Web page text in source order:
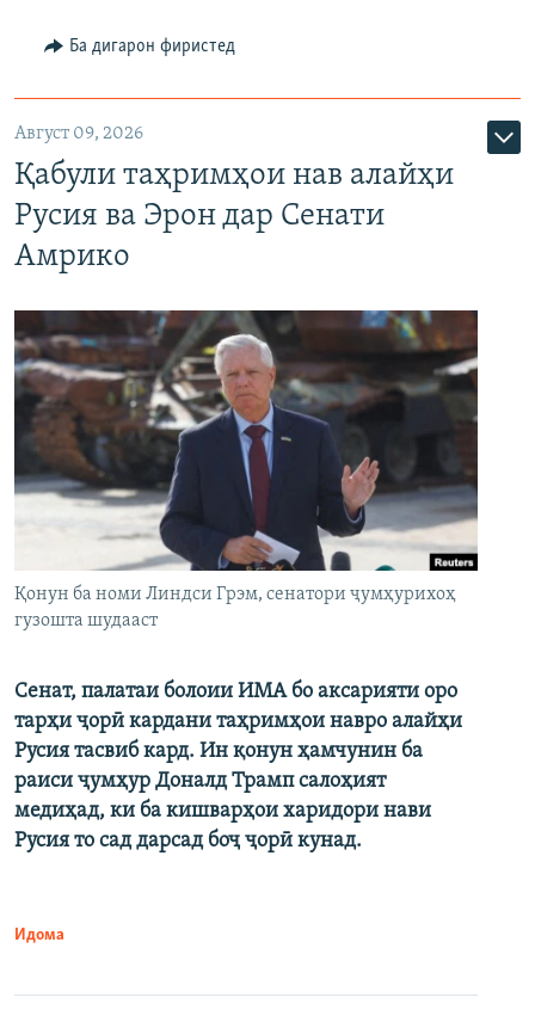
Ба дигарон фиристед
Август 09, 2026
Қабули таҳримҳои нав алайҳи
Русия ва Эрон дар Сенати
Амрико
Қонун ба номи Линдси Грэм, сенатори ҷумҳурихоҳ
гузошта шудааст
Сенат, палатаи болоии ИМА бо аксарияти оро
тарҳи ҷорӣ кардани таҳримҳои навро алайҳи
Русия тасвиб кард. Ин қонун ҳамчунин ба
раиси ҷумҳур Доналд Трамп салоҳият
медиҳад, ки ба кишварҳои харидори нави
Русия то сад дарсад боҷ ҷорӣ кунад.
Идома